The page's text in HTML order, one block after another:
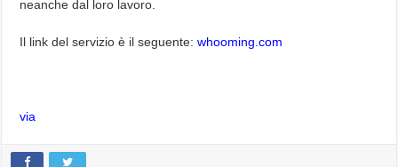
neanche dal loro lavoro.
Il link del servizio è il seguente:whooming.com
via